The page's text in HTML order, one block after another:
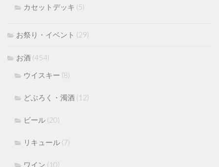
カセットデッキ (5)
お祭り・イベント (29)
お酒 (454)
ウイスキー (8)
どぶろく・濁酒 (12)
ビール (20)
リキュール (7)
ワイン (10)